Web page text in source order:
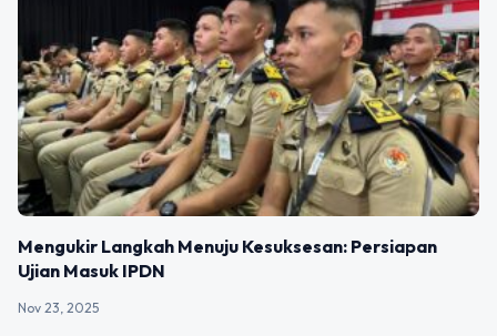
Mengukir Langkah Menuju Kesuksesan: Persiapan
Ujian Masuk IPDN
Nov 23, 2025